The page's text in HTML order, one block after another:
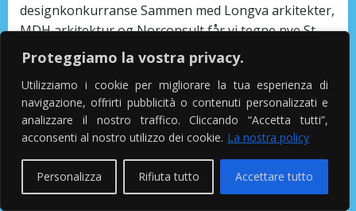
Proteggiamo la vostra privacy.
Utilizziamo i cookie per migliorare la tua esperienza di
navigazione, offrirti pubblicità o contenuti personalizzati e
analizzare il nostro traffico. Cliccando “Accetta tutti”,
acconsenti al nostro utilizzo dei cookie. La nostra policy
Personalizza Rifiuta tutto Accettare tutto
designkonkurranse Sammen med Longva arkitekter,
MDH arkitektur og Norconsult får vi tegne nye St.
Olav videregående sexfantasier kvinner bente træen
i Sarpsborg! NASA har lagt … Kjappiser: Alzheimers,
astronauter og hjerneforskning Alzheimers sykdom
er til nå sett på som en sykdom som utvikles i
menneskehjerner over tid. Og kaldutpresset
olivenolje betyr rett og slett at det bare er en
mekanisk prosess som skjer under pressingen.
Kultur Det finnes intet land i verden med større